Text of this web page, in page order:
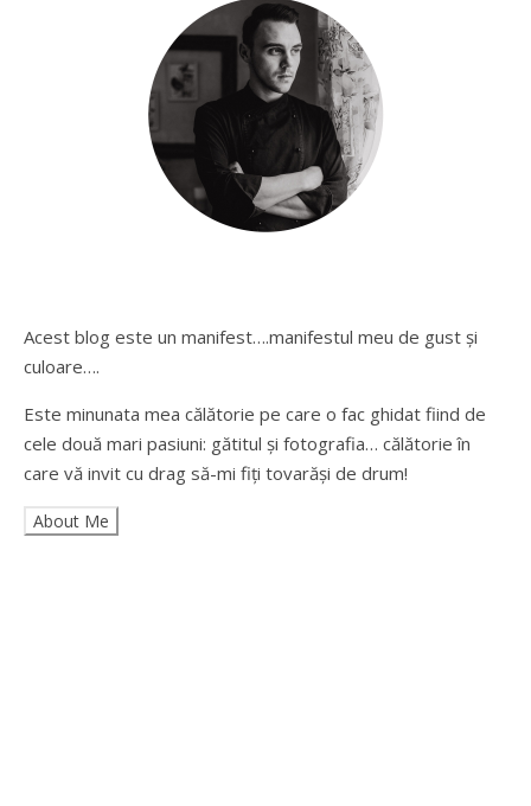
Acest blog este un manifest….manifestul meu de gust și
culoare….
Este minunata mea călătorie pe care o fac ghidat fiind de
cele două mari pasiuni: gătitul și fotografia… călătorie în
care vă invit cu drag să-mi fiți tovarăși de drum!